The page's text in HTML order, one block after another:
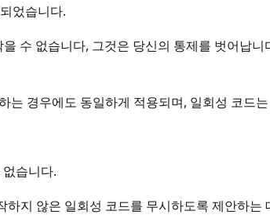
었습니다.
수 없습니다, 그것은 당신의 통제를 벗어납
경우에도 동일하게 적용되며, 일회성 코드
습니다.
지 않은 일회성 코드를 무시하도록 제안하는